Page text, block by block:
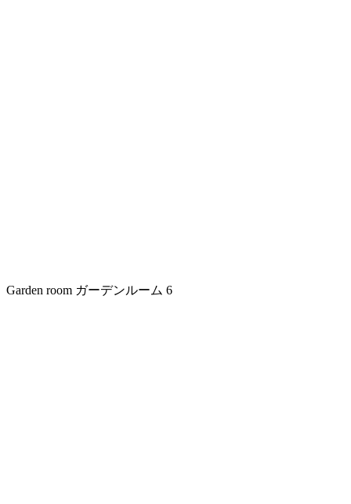
Garden room ガーデンルーム 6